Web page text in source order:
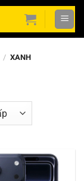
/ XANH